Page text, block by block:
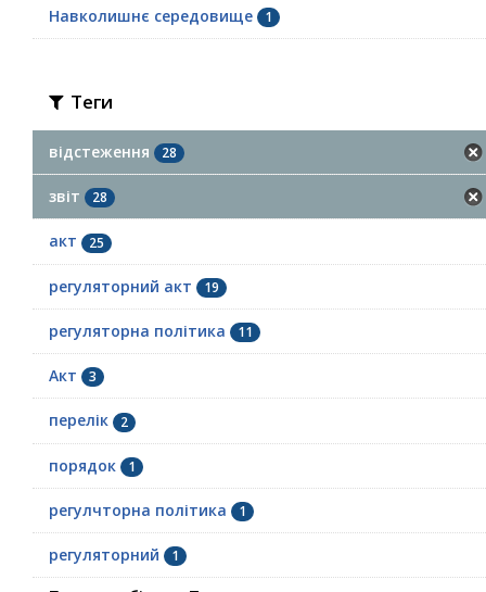
Навколишнє середовище 1
Теги
відстеження 28
звіт 28
акт 25
регуляторний акт 19
регуляторна політика 11
Акт 3
перелік 2
порядок 1
регулчторна політика 1
регуляторний 1